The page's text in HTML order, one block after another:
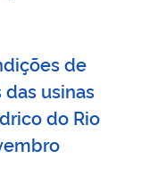
de
usinas
do Rio